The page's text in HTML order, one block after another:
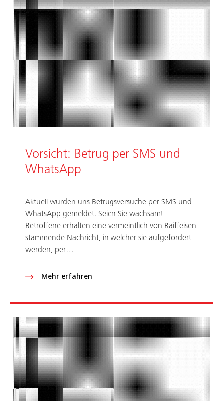
Vorsicht: Betrug per SMS und
WhatsApp
Aktuell wurden uns Betrugsversuche per SMS und
WhatsApp gemeldet. Seien Sie wachsam!
Betroffene erhalten eine vermeintlich von Raiffeisen
stammende Nachricht, in welcher sie aufgefordert
werden, per…
Mehr erfahren